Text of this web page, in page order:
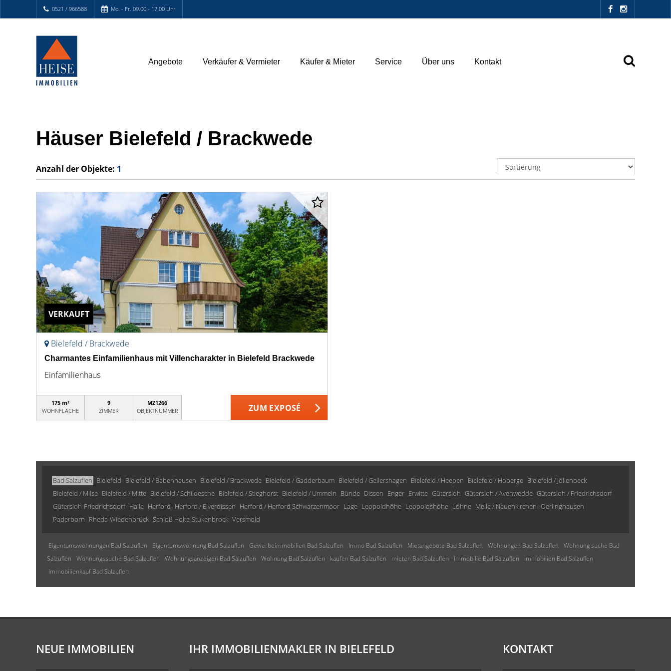
0521 / 966588 Mo. - Fr. 09.00 - 17.00 Uhr
Angebote Verkäufer & Vermieter Käufer & Mieter Service Über uns Kontakt
Häuser Bielefeld / Brackwede
Anzahl der Objekte: 1
VERKAUFT
Bielefeld / Brackwede
Charmantes Einfamilienhaus mit Villencharakter in Bielefeld Brackwede
Einfamilienhaus
175 m²
WOHNFLÄCHE
9
ZIMMER
MZ1266
OBJEKTNUMMER
ZUM EXPOSÉ
Bad Salzuflen Bielefeld Bielefeld / Babenhausen Bielefeld / Brackwede Bielefeld / Gadderbaum Bielefeld / Gellershagen Bielefeld / Heepen Bielefeld / Hoberge Bielefeld / Jöllenbeck
Bielefeld / Milse Bielefeld / Mitte Bielefeld / Schildesche Bielefeld / Stieghorst Bielefeld / Ummeln Bünde Dissen Enger Erwitte Gütersloh Gütersloh / Avenwedde Gütersloh / Friedrichsdorf
Gütersloh-Friedrichsdorf Halle Herford Herford / Elverdissen Herford / Herford Schwarzenmoor Lage Leopoldhöhe Leopoldshöhe Löhne Melle / Neuenkirchen Oerlinghausen
Paderborn Rheda-Wiedenbrück Schloß Holte-Stukenbrock Versmold
Eigentumswohnungen Bad Salzuflen Eigentumswohnung Bad Salzuflen Gewerbeimmobilien Bad Salzuflen Immo Bad Salzuflen Mietangebote Bad Salzuflen Wohnungen Bad Salzuflen
Wohnung suche Bad
Salzuflen
Wohnungssuche Bad Salzuflen Wohnungsanzeigen Bad Salzuflen Wohnung Bad Salzuflen kaufen Bad Salzuflen mieten Bad Salzuflen Immobilie Bad Salzuflen
Immobilien Bad Salzuflen
Immobilienkauf Bad Salzuflen
NEUE IMMOBILIEN IHR IMMOBILIENMAKLER IN BIELEFELD KONTAKT